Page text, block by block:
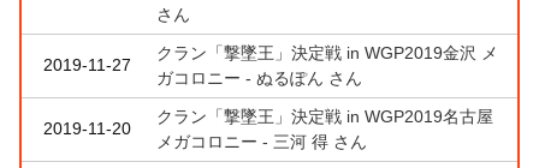
さん
2019-11-27
クラン「撃墜王」決定戦 in WGP2019金沢 メ
ガコロニー - ぬるぽん さん
2019-11-20
クラン「撃墜王」決定戦 in WGP2019名古屋
メガコロニー - 三河 得 さん